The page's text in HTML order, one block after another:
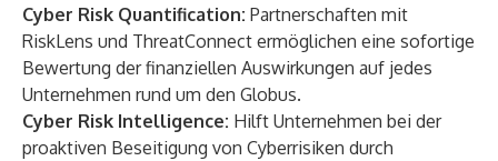
Cyber Risk Quantification: Partnerschaften mit
RiskLens und ThreatConnect ermöglichen eine sofortige
Bewertung der finanziellen Auswirkungen auf jedes
Unternehmen rund um den Globus.
Cyber Risk Intelligence: Hilft Unternehmen bei der
proaktiven Beseitigung von Cyberrisiken durch